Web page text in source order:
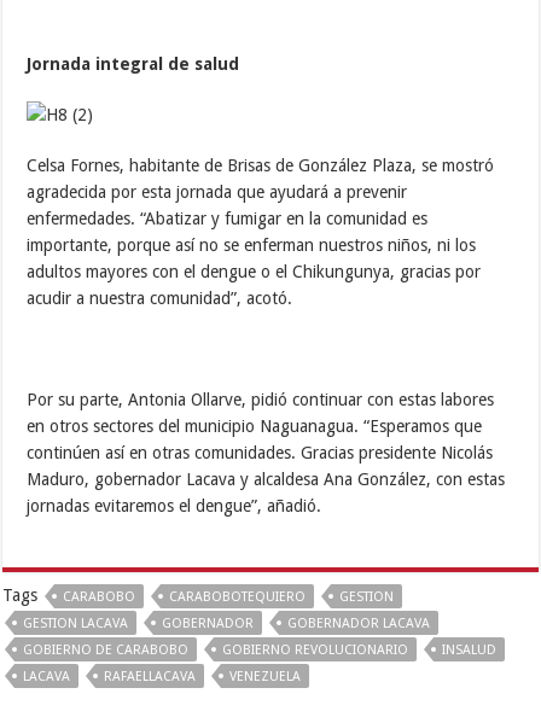
Jornada integral de salud
Celsa Fornes, habitante de Brisas de González Plaza, se mostró
agradecida por esta jornada que ayudará a prevenir
enfermedades. “Abatizar y fumigar en la comunidad es
importante, porque así no se enferman nuestros niños, ni los
adultos mayores con el dengue o el Chikungunya, gracias por
acudir a nuestra comunidad”, acotó.
Por su parte, Antonia Ollarve, pidió continuar con estas labores
en otros sectores del municipio Naguanagua. “Esperamos que
continúen así en otras comunidades. Gracias presidente Nicolás
Maduro, gobernador Lacava y alcaldesa Ana González, con estas
jornadas evitaremos el dengue”, añadió.
Tags CARABOBO CARABOBOTEQUIERO
GESTION
GESTION LACAVA
GOBERNADOR
GOBERNADOR LACAVA
GOBIERNO DE CARABOBO
GOBIERNO REVOLUCIONARIO
INSALUD
LACAVA
RAFAELLACAVA VENEZUELA